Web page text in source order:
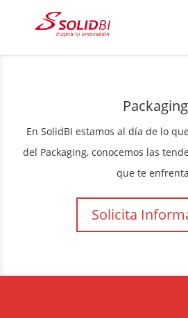
Packaging
En SolidBI estamos al día de lo
del Packaging, conocemos las
que te
Solicita